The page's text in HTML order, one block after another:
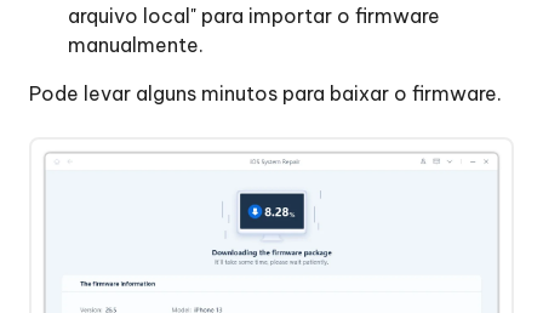
arquivo local" para importar o firmware
manualmente.
Pode levar alguns minutos para baixar o firmware.